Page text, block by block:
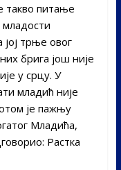
такво питање
младости
трње овог
брига још није
у срцу. У
младић није
је пажњу
Младића,
Растка